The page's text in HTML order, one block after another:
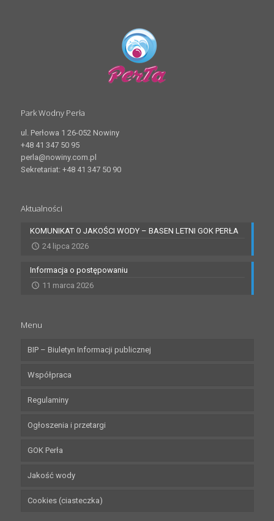
Park Wodny Perła
ul. Perłowa 1 26-052 Nowiny
+48 41 347 50 95
perla@nowiny.com.pl
Sekretariat: +48 41 347 50 90
Aktualności
KOMUNIKAT O JAKOŚCI WODY – BASEN LETNI GOK PERŁA
24 lipca 2026
Informacja o postępowaniu
11 marca 2026
Menu
BIP – Biuletyn Informacji publicznej
Współpraca
Regulaminy
Ogłoszenia i przetargi
GOK Perła
Jakość wody
Cookies (ciasteczka)